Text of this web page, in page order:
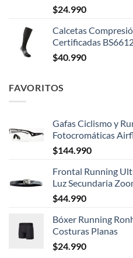
$24.990
Calcetas
Certificadas
$40.990
FAVORITOS
Gafas Ciclismo y
Fotocromáticas
$144.990
Frontal Running
Luz Secundaria
$44.990
Bóxer Running
Costuras Planas
$24.990